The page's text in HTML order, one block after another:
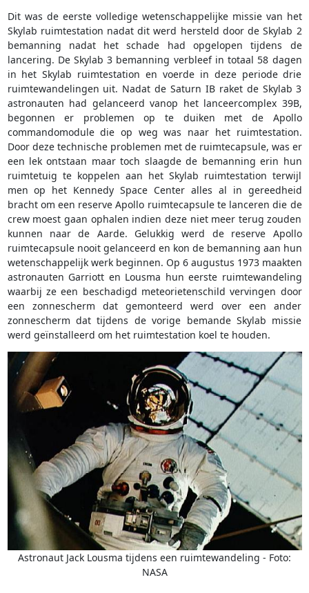
Dit was de eerste volledige wetenschappelijke missie van het
Skylab ruimtestation nadat dit werd hersteld door de Skylab 2
bemanning nadat het schade had opgelopen tijdens de
lancering. De Skylab 3 bemanning verbleef in totaal 58 dagen
in het Skylab ruimtestation en voerde in deze periode drie
ruimtewandelingen uit. Nadat de Saturn IB raket de Skylab 3
astronauten had gelanceerd vanop het lanceercomplex 39B,
begonnen er problemen op te duiken met de Apollo
commandomodule die op weg was naar het ruimtestation.
Door deze technische problemen met de ruimtecapsule, was er
een lek ontstaan maar toch slaagde de bemanning erin hun
ruimtetuig te koppelen aan het Skylab ruimtestation terwijl
men op het Kennedy Space Center alles al in gereedheid
bracht om een reserve Apollo ruimtecapsule te lanceren die de
crew moest gaan ophalen indien deze niet meer terug zouden
kunnen naar de Aarde. Gelukkig werd de reserve Apollo
ruimtecapsule nooit gelanceerd en kon de bemanning aan hun
wetenschappelijk werk beginnen. Op 6 augustus 1973 maakten
astronauten Garriott en Lousma hun eerste ruimtewandeling
waarbij ze een beschadigd meteorietenschild vervingen door
een zonnescherm dat gemonteerd werd over een ander
zonnescherm dat tijdens de vorige bemande Skylab missie
werd geïnstalleerd om het ruimtestation koel te houden.
Astronaut Jack Lousma tijdens een ruimtewandeling - Foto:
NASA